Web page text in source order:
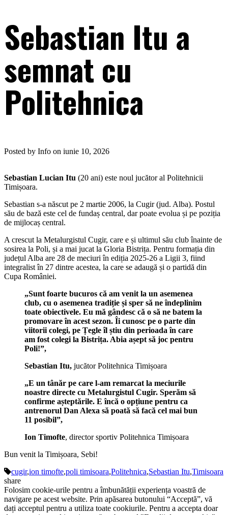
Sebastian Itu a
semnat cu
Politehnica
Posted by Info on iunie 10, 2026
Sebastian Lucian Itu (20 ani) este noul jucător al Politehnicii
Timișoara.
Sebastian s-a născut pe 2 martie 2006, la Cugir (jud. Alba). Postul
său de bază este cel de fundaș central, dar poate evolua și pe poziția
de mijlocaș central.
A crescut la Metalurgistul Cugir, care e și ultimul său club înainte de
sosirea la Poli, și a mai jucat la Gloria Bistrița. Pentru formația din
județul Alba are 28 de meciuri în ediția 2025-26 a Ligii 3, fiind
integralist în 27 dintre acestea, la care se adaugă și o partidă din
Cupa României.
„Sunt foarte bucuros că am venit la un asemenea
club, cu o asemenea tradiție și sper să ne îndeplinim
toate obiectivele. Eu mă gândesc că o să ne batem la
promovare în acest sezon. Îi cunosc pe o parte din
viitorii colegi, pe Țegle îl știu din perioada în care
am fost colegi la Bistrița. Abia așept să joc pentru
Poli!”,
Sebastian Itu, jucător Politehnica Timișoara
„E un tânăr pe care l-am remarcat la meciurile
noastre directe cu Metalurgistul Cugir. Sperăm să
confirme așteptările. E încă o opțiune pentru ca
antrenorul Dan Alexa să poată să facă cel mai bun
11 posibil”,
Ion Timofte, director sportiv Politehnica Timișoara
Bun venit la Timișoara, Sebi!
cugir,ion timofte,poli timisoara,Politehnica,Sebastian Itu,Timisoara
share
Folosim cookie-urile pentru a îmbunătății experiența voastră de
navigare pe acest website. Prin apăsarea butonului “Acceptă”, vă
dați acceptul pentru a utiliza toate cookiurile. Pentru a accepta doar